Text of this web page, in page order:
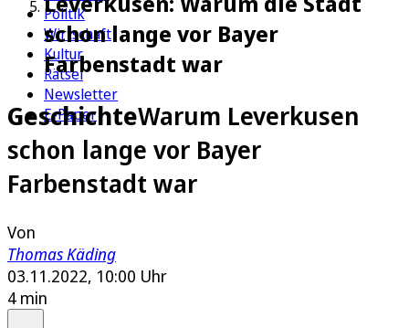
Politik
Wirtschaft
Kultur
Rätsel
Newsletter
E-Paper
schon lange vor Bayer
Farbenstadt war
GeschichteWarum Leverkusen
schon lange vor Bayer
Farbenstadt war
Von
Thomas Käding
03.11.2022, 10:00 Uhr
4 min